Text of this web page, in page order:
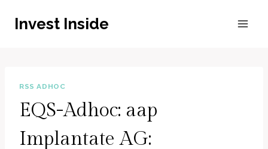
InhaltInvest Inside
RSS ADHOC
EQS-Adhoc: aap
Implantate AG: